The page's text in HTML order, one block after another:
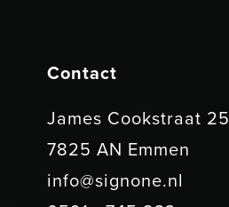
Contact
James Cookstraat 25
7825 AN Emmen
info@signone.nl